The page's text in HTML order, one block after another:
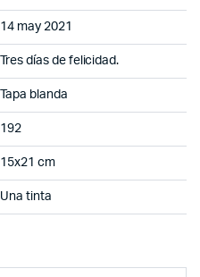
14 may 2021
Tres días de felicidad.
Tapa blanda
192
15x21 cm
Una tinta